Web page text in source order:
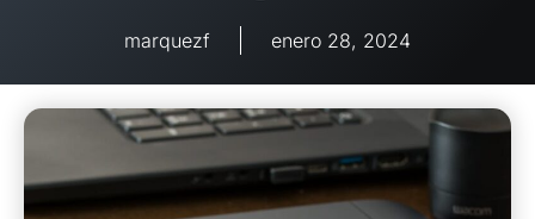
marquezf enero 28, 2024